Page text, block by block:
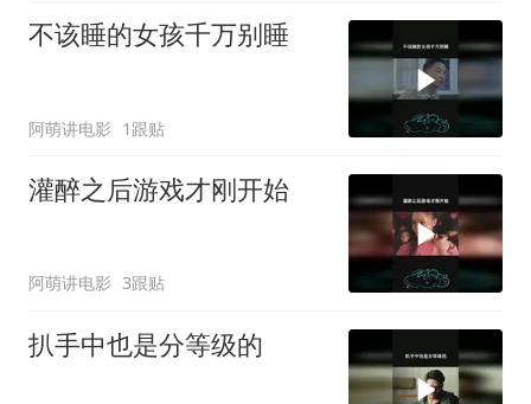
不该睡的女孩千万别睡
阿萌讲电影 1跟贴
灌醉之后游戏才刚开始
阿萌讲电影 3跟贴
扒手中也是分等级的